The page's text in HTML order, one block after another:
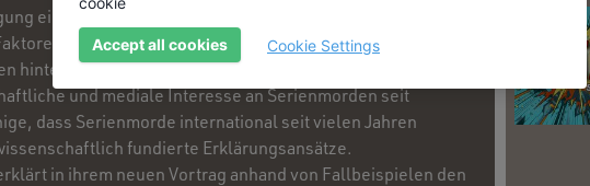
eigener Bedürfnisse zu tun. Seit Jahrzehnten wird
Menschen, die Serienmorde begehen, von anderen
hinter ihren Taten? Was kann dazu beitragen, solche Taten
und mediale Interesse an Serienmorden seit
dass Serienmorde international seit vielen Jahren
fundierte Erklärungsansätze.
in ihrem neuen Vortrag anhand von Fallbeispielen den
Accept all cookies Cookie Settings